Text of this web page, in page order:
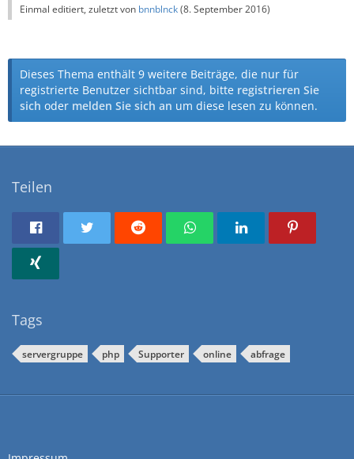
Einmal editiert, zuletzt von bnnblnck(8. September 2016)
Dieses Thema enthält 9 weitere Beiträge, die nur für
registrierte Benutzer sichtbar sind, bitte registrieren Sie
sich oder melden Sie sich an um diese lesen zu können.
Teilen
Tags
servergruppe php Supporter online abfrage